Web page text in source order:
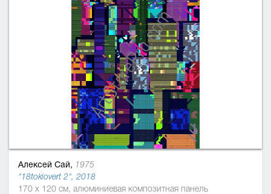
Алексей Сай, 1975
"18tokiovert 2", 2018
170 x 120 см, алюминиевая композитная панель